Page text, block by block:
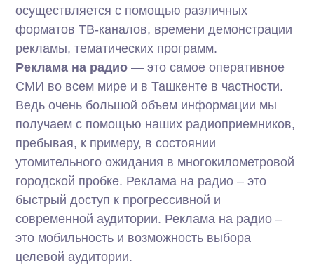
осуществляется с помощью различных
форматов ТВ-каналов, времени демонстрации
рекламы, тематических программ.
Реклама на радио — это самое оперативное
СМИ во всем мире и в Ташкенте в частности.
Ведь очень большой объем информации мы
получаем с помощью наших радиоприемников,
пребывая, к примеру, в состоянии
утомительного ожидания в многокилометровой
городской пробке. Реклама на радио – это
быстрый доступ к прогрессивной и
современной аудитории. Реклама на радио –
это мобильность и возможность выбора
целевой аудитории.